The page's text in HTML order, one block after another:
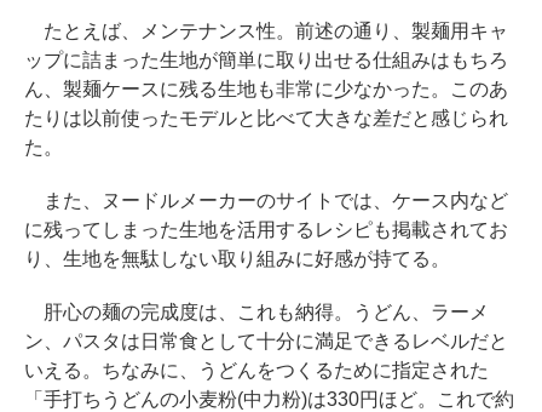
たとえば、メンテナンス性。前述の通り、製麺用キャ
ップに詰まった生地が簡単に取り出せる仕組みはもちろ
ん、製麺ケースに残る生地も非常に少なかった。このあ
たりは以前使ったモデルと比べて大きな差だと感じられ
た。
また、ヌードルメーカーのサイトでは、ケース内など
に残ってしまった生地を活用するレシピも掲載されてお
り、生地を無駄しない取り組みに好感が持てる。
肝心の麺の完成度は、これも納得。うどん、ラーメ
ン、パスタは日常食として十分に満足できるレベルだと
いえる。ちなみに、うどんをつくるために指定された
「手打ちうどんの小麦粉(中力粉)は330円ほど。これで約